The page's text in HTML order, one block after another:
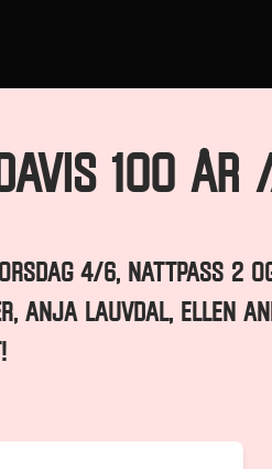
100
Torsdag 4/6,
LAUVDAL, ELLEN